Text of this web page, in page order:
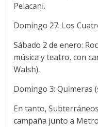
Pelacani.
Domingo 27: Los
Sábado 2 de enero:
música y teatro, con
Walsh).
Domingo 3: Quimeras
En tanto,
campaña junto a